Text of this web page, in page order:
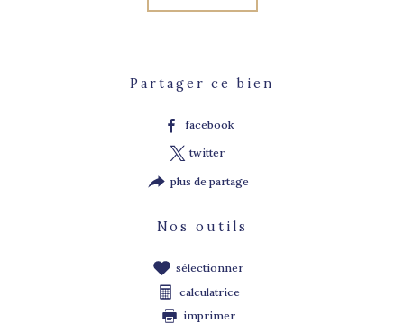
Partager ce bien
facebook
twitter
plus de partage
Nos outils
sélectionner
calculatrice
imprimer